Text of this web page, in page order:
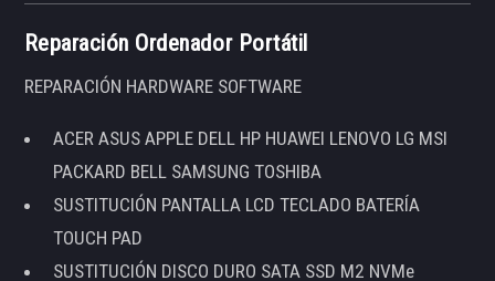
Reparación Ordenador Portátil
REPARACIÓN HARDWARE SOFTWARE
ACER ASUS APPLE DELL HP HUAWEI LENOVO LG MSI
PACKARD BELL SAMSUNG TOSHIBA
SUSTITUCIÓN PANTALLA LCD TECLADO BATERÍA
TOUCH PAD
SUSTITUCIÓN DISCO DURO SATA SSD M2 NVMe